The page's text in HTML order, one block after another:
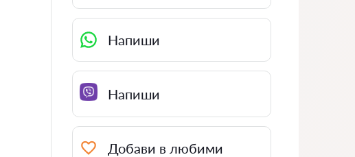
Напиши
Напиши
Добави в любими